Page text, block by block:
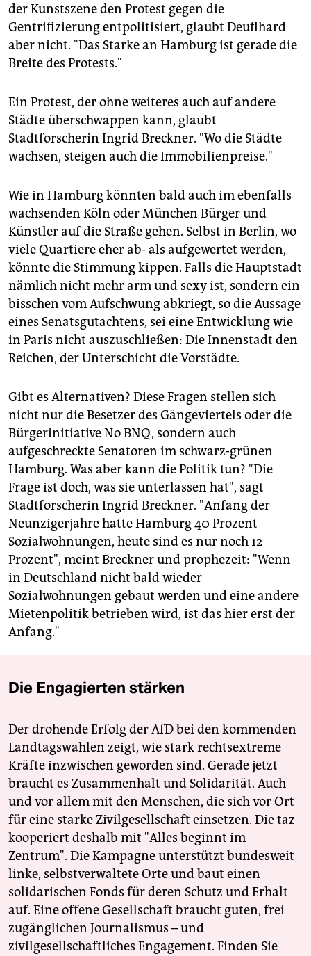
der Kunstszene den Protest gegen die
Gentrifizierung entpolitisiert, glaubt Deuflhard
aber nicht. "Das Starke an Hamburg ist gerade die
Breite des Protests."
Ein Protest, der ohne weiteres auch auf andere
Städte überschwappen kann, glaubt
Stadtforscherin Ingrid Breckner. "Wo die Städte
wachsen, steigen auch die Immobilienpreise."
Wie in Hamburg könnten bald auch im ebenfalls
wachsenden Köln oder München Bürger und
Künstler auf die Straße gehen. Selbst in Berlin, wo
viele Quartiere eher ab- als aufgewertet werden,
könnte die Stimmung kippen. Falls die Hauptstadt
nämlich nicht mehr arm und sexy ist, sondern ein
bisschen vom Aufschwung abkriegt, so die Aussage
eines Senatsgutachtens, sei eine Entwicklung wie
in Paris nicht auszuschließen: Die Innenstadt den
Reichen, der Unterschicht die Vorstädte.
Gibt es Alternativen? Diese Fragen stellen sich
nicht nur die Besetzer des Gängeviertels oder die
Bürgerinitiative No BNQ, sondern auch
aufgeschreckte Senatoren im schwarz-grünen
Hamburg. Was aber kann die Politik tun? "Die
Frage ist doch, was sie unterlassen hat", sagt
Stadtforscherin Ingrid Breckner. "Anfang der
Neunzigerjahre hatte Hamburg 40 Prozent
Sozialwohnungen, heute sind es nur noch 12
Prozent", meint Breckner und prophezeit: "Wenn
in Deutschland nicht bald wieder
Sozialwohnungen gebaut werden und eine andere
Mietenpolitik betrieben wird, ist das hier erst der
Anfang."
Die Engagierten stärken
Der drohende Erfolg der AfD bei den kommenden
Landtagswahlen zeigt, wie stark rechtsextreme
Kräfte inzwischen geworden sind. Gerade jetzt
braucht es Zusammenhalt und Solidarität. Auch
und vor allem mit den Menschen, die sich vor Ort
für eine starke Zivilgesellschaft einsetzen. Die taz
kooperiert deshalb mit "Alles beginnt im
Zentrum". Die Kampagne unterstützt bundesweit
linke, selbstverwaltete Orte und baut einen
solidarischen Fonds für deren Schutz und Erhalt
auf. Eine offene Gesellschaft braucht guten, frei
zugänglichen Journalismus – und
zivilgesellschaftliches Engagement. Finden Sie